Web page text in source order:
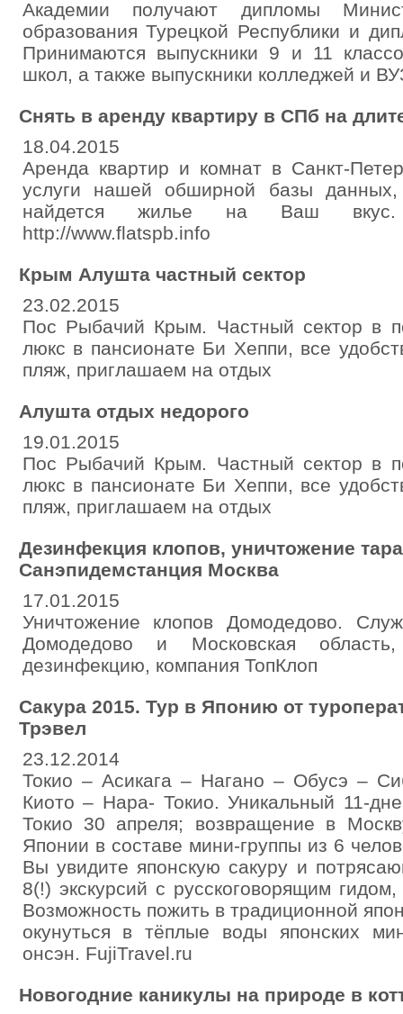
Академии получают дипломы
образования Турецкой Республики и
Принимаются выпускники 9 и 11
школ, а также выпускники колледжей и
Снять в аренду квартиру в СПб на
18.04.2015
Аренда квартир и комнат в Санкт-
услуги нашей обширной базы данных,
найдется жилье на Ваш вкус.
http://www.flatspb.info
Крым Алушта частный сектор
23.02.2015
Пос Рыбачий Крым. Частный сектор в
люкс в пансионате Би Хеппи, все
пляж, приглашаем на отдых
Алушта отдых недорого
19.01.2015
Пос Рыбачий Крым. Частный сектор в
люкс в пансионате Би Хеппи, все
пляж, приглашаем на отдых
Дезинфекция клопов, уничтожение
Санэпидемстанция Москва
17.01.2015
Уничтожение клопов Домодедово.
Домодедово и Московская
дезинфекцию, компания ТопКлоп
Сакура 2015. Тур в Японию от
Трэвел
23.12.2014
Токио – Асикага – Нагано – Обусэ –
Киото – Нара- Токио. Уникальный 11-
Токио 30 апреля; возвращение в
Японии в составе мини-группы из 6
Вы увидите японскую сакуру и
8(!) экскурсий с русскоговорящим
Возможность пожить в традиционной
окунуться в тёплые воды японских
онсэн. FujiTravel.ru
Новогодние каникулы на природе в